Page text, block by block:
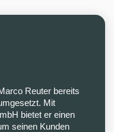
Reuter bereits
Mit
bietet er einen
seinen Kunden